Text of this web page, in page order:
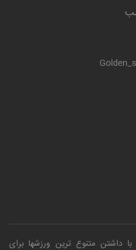
با داشتن متنوع ترین ورزشها برای